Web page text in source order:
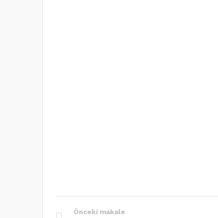
Önceki makale